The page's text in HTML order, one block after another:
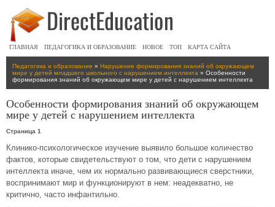
ГЛАВНАЯ ПЕДАГОГИКА И ОБРАЗОВАНИЕ НОВОЕ ТОП КАРТА САЙТА
Педагогика и образование » Нарушение формирования знаний об окружающем
мире у детей младшего школьного с нарушением интеллекта » Особенности
формирования знаний об окружающем мире у детей с нарушением интеллекта
Особенности формирования знаний об окружающем
мире у детей с нарушением интеллекта
Страница 1
Клинико-психологическое изучение выявило большое количество
фактов, которые свидетельствуют о том, что дети с нарушением
интеллекта иначе, чем их нормально развивающиеся сверстники,
воспринимают мир и функционируют в нем: неадекватно, не
критично, часто инфантильно.